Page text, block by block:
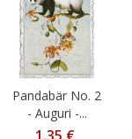
Pandabär No. 2
- Auguri -...